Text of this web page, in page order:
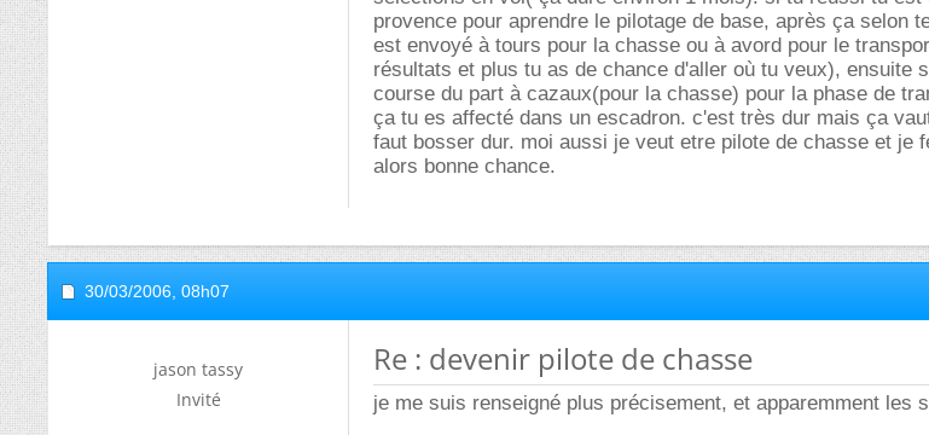
provence pour aprendre le pilotage de base, après ça selon
est envoyé à tours pour la chasse ou à avord pour le
résultats et plus tu as de chance d'aller où tu veux), ensuite
course du part à cazaux(pour la chasse) pour la phase de
ça tu es affecté dans un escadron. c'est très dur mais ça
faut bosser dur. moi aussi je veut etre pilote de chasse et je
alors bonne chance.
30/03/2006, 08h07
jason tassy
Invité
Re : devenir pilote de chasse
je me suis renseigné plus précisement, et apparemment les